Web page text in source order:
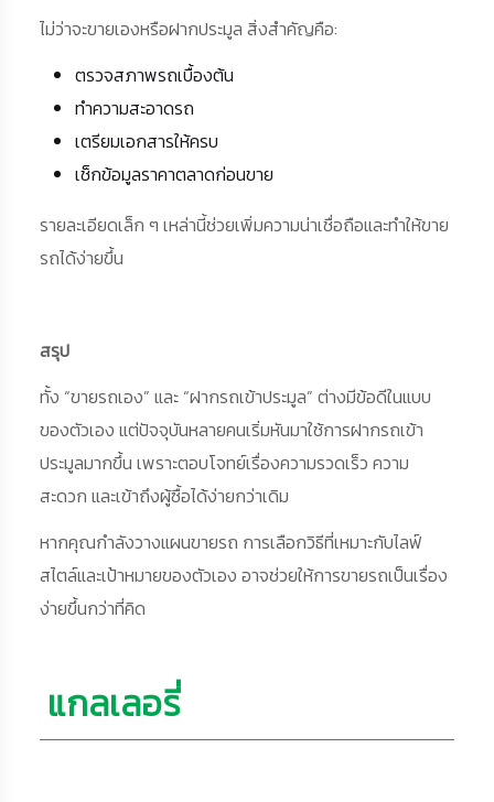
ไม่ว่าจะขายเองหรือฝากประมูล สิ่งสำคัญคือ:
ตรวจสภาพรถเบื้องต้น
ทำความสะอาดรถ
เตรียมเอกสารให้ครบ
เช็กข้อมูลราคาตลาดก่อนขาย
รายละเอียดเล็ก ๆ เหล่านี้ช่วยเพิ่มความน่าเชื่อถือและทำให้ขาย
รถได้ง่ายขึ้น
สรุป
ทั้ง “ขายรถเอง” และ “ฝากรถเข้าประมูล” ต่างมีข้อดีในแบบ
ของตัวเอง แต่ปัจจุบันหลายคนเริ่มหันมาใช้การฝากรถเข้า
ประมูลมากขึ้น เพราะตอบโจทย์เรื่องความรวดเร็ว ความ
สะดวก และเข้าถึงผู้ซื้อได้ง่ายกว่าเดิม
หากคุณกำลังวางแผนขายรถ การเลือกวิธีที่เหมาะกับไลฟ์
สไตล์และเป้าหมายของตัวเอง อาจช่วยให้การขายรถเป็นเรื่อง
ง่ายขึ้นกว่าที่คิด
แกลเลอรี่